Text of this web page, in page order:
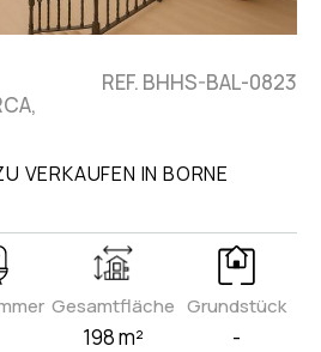
REF. BHHS-BAL-0823
VERKAUFEN IN BORNE
Gesamtfläche
198 m²
Grundstück
-